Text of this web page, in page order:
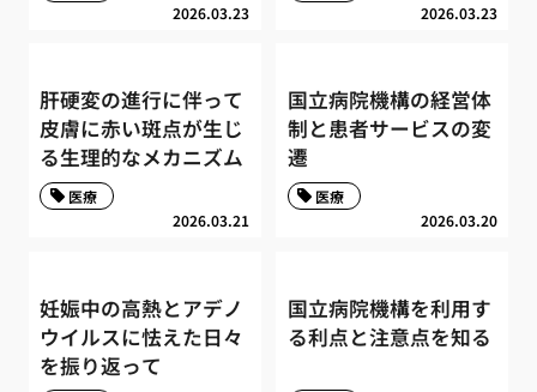
2026.03.23 2026.03.23
肝硬変の進行に伴って
皮膚に赤い斑点が生じ
る生理的なメカニズム
2026.03.21
医療
国立病院機構の経営体
制と患者サービスの変
遷
2026.03.20
医療
妊娠中の高熱とアデノ
ウイルスに怯えた日々
を振り返って
国立病院機構を利用す
る利点と注意点を知る